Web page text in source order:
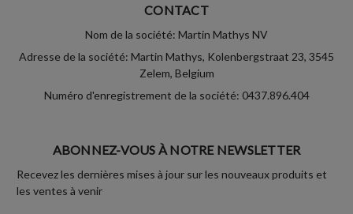
CONTACT
Nom de la société: Martin Mathys NV
Adresse de la société: Martin Mathys, Kolenbergstraat 23, 3545
Zelem, Belgium
Numéro d'enregistrement de la société: 0437.896.404
ABONNEZ-VOUS À NOTRE NEWSLETTER
Recevez les dernières mises à jour sur les nouveaux produits et
les ventes à venir